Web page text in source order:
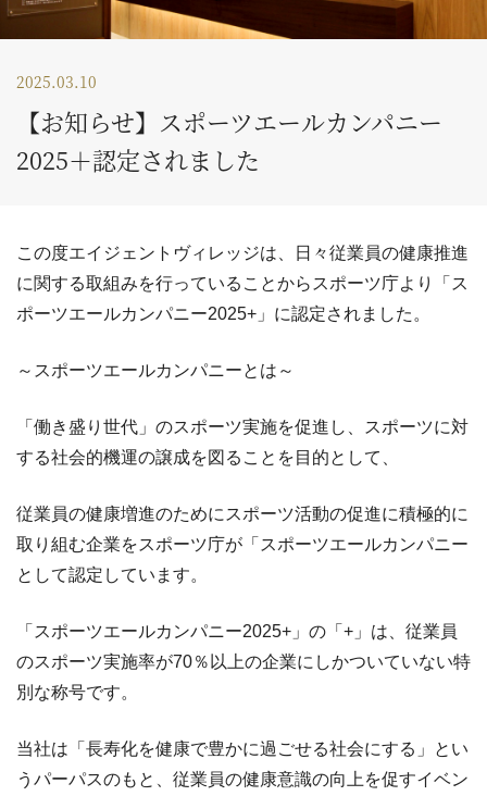
2025.03.10
【お知らせ】スポーツエールカンパニー
2025＋認定されました
この度エイジェントヴィレッジは、日々従業員の健康推進
に関する取組みを行っていることからスポーツ庁より「ス
ポーツエールカンパニー2025+」に認定されました。
～スポーツエールカンパニーとは～
「働き盛り世代」のスポーツ実施を促進し、スポーツに対
する社会的機運の譲成を図ることを目的として、
従業員の健康増進のためにスポーツ活動の促進に積極的に
取り組む企業をスポーツ庁が「スポーツエールカンパニー
として認定しています。
「スポーツエールカンパニー2025+」の「+」は、従業員
のスポーツ実施率が70％以上の企業にしかついていない特
別な称号です。
当社は「長寿化を健康で豊かに過ごせる社会にする」とい
うパーパスのもと、従業員の健康意識の向上を促すイベン